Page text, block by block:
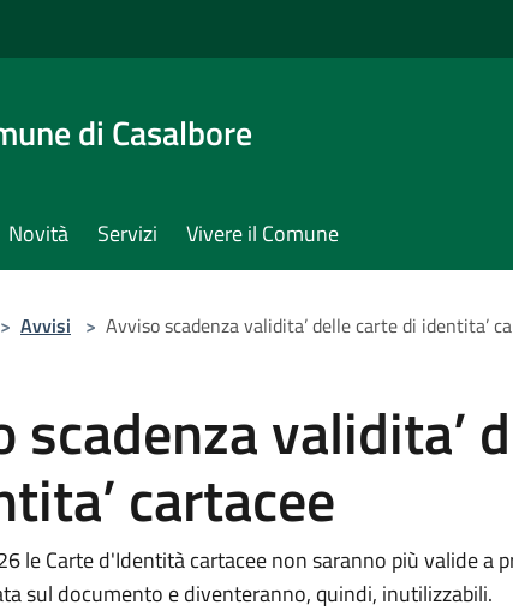
di Casalbore
Novità Servizi Vivere il Comune
> Avvisi > Avviso scadenza validita’ delle carte di identita’
scadenza validita’
cartacee
le Carte d'Identità cartacee non saranno più valide a
sul documento e diventeranno, quindi, inutilizzabili.